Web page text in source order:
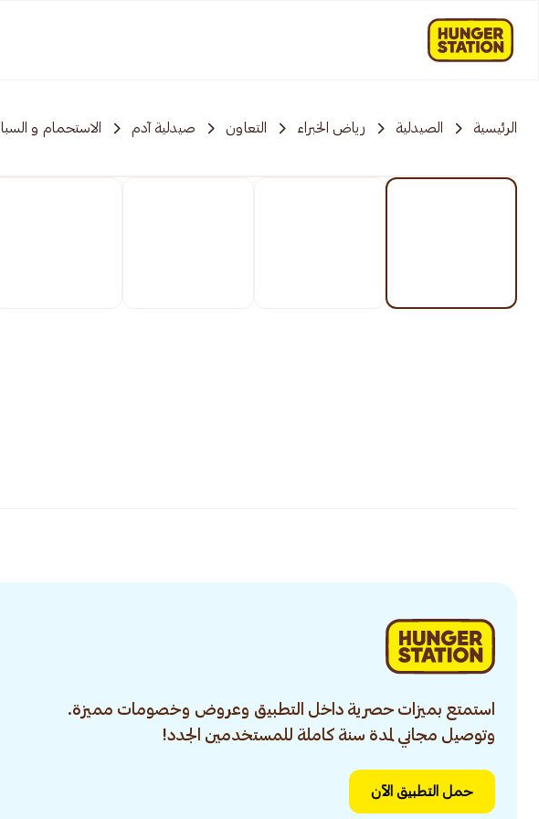
الرئيسية الصيدلية رياض الخبراء التعاون صيدلية آدم الاستحمام و السبا
استمتع بميزات حصرية داخل التطبيق وعروض وخصومات مميزة.
وتوصيل مجاني لمدة سنة كاملة للمستخدمين الجدد!
حمل التطبيق الآن